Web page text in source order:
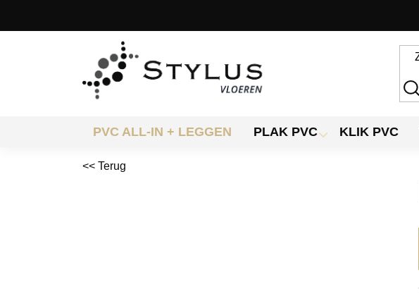
PVC ALL-IN + LEGGEN PLAK PVC KLIK PVC
<< Terug